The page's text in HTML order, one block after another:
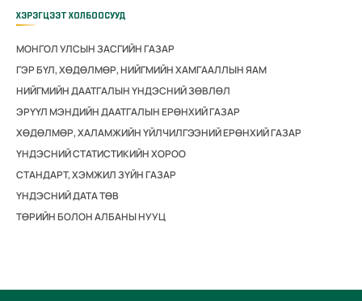
ХЭРЭГЦЭЭТ ХОЛБООСУУД
МОНГОЛ УЛСЫН ЗАСГИЙН ГАЗАР
ГЭР БҮЛ, ХӨДӨЛМӨР, НИЙГМИЙН ХАМГААЛЛЫН ЯАМ
НИЙГМИЙН ДААТГАЛЫН ҮНДЭСНИЙ ЗӨВЛӨЛ
ЭРҮҮЛ МЭНДИЙН ДААТГАЛЫН ЕРӨНХИЙ ГАЗАР
ХӨДӨЛМӨР, ХАЛАМЖИЙН ҮЙЛЧИЛГЭЭНИЙ ЕРӨНХИЙ ГАЗАР
ҮНДЭСНИЙ СТАТИСТИКИЙН ХОРОО
СТАНДАРТ, ХЭМЖИЛ ЗҮЙН ГАЗАР
ҮНДЭСНИЙ ДАТА ТӨВ
ТӨРИЙН БОЛОН АЛБАНЫ НУУЦ